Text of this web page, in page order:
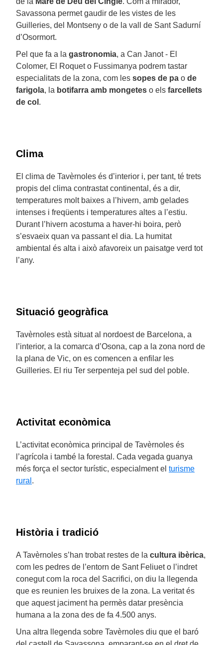
Savassona permet gaudir de les vistes de les
Guilleries, del Montseny o de la vall de Sant Sadurní
d’Osormort.
Pel que fa a la gastronomia, a Can Janot - El
Colomer, El Roquet o Fussimanya podrem tastar
especialitats de la zona, com les sopes de pa o de
farigola, la botifarra amb mongetes o els farcellets
de col .
Clima
El clima de Tavèrnoles és d’interior i, per tant, té trets
propis del clima contrastat continental, és a dir,
temperatures molt baixes a l’hivern, amb gelades
intenses i freqüents i temperatures altes a l’estiu.
Durant l’hivern acostuma a haver-hi boira, però
s’esvaeix quan va passant el dia. La humitat
ambiental és alta i això afavoreix un paisatge verd tot
l’any.
Situació geogràfica
Tavèrnoles està situat al nordoest de Barcelona, a
l’interior, a la comarca d’Osona, cap a la zona nord de
la plana de Vic, on es comencen a enfilar les
Guilleries. El riu Ter serpenteja pel sud del poble.
Activitat econòmica
L’activitat econòmica principal de Tavèrnoles és
l’agrícola i també la forestal. Cada vegada guanya
més força el sector turístic, especialment el turisme
rural .
Història i tradició
A Tavèrnoles s’han trobat restes de la cultura ibèrica,
com les pedres de l’entorn de Sant Feliuet o l’indret
conegut com la roca del Sacrifici, on diu la llegenda
que es reunien les bruixes de la zona. La veritat és
que aquest jaciment ha permès datar presència
humana a la zona des de fa 4.500 anys.
Una altra llegenda sobre Tavèrnoles diu que el baró